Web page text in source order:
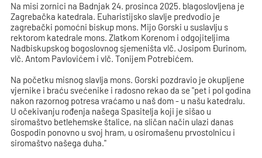
Na misi zornici na Badnjak 24. prosinca 2025. blagoslovljena je
Zagrebačka katedrala. Euharistijsko slavlje predvodio je
zagrebački pomoćni biskup mons. Mijo Gorski u suslavlju s
rektorom katedrale mons. Zlatkom Korenom i odgojiteljima
Nadbiskupskog bogoslovnog sjemeništa vlč. Josipom Đurinom,
vlč. Antom Pavlovićem i vlč. Tonijem Potrebićem.
Na početku misnog slavlja mons. Gorski pozdravio je okupljene
vjernike i braću svećenike i radosno rekao da se "pet i pol godina
nakon razornog potresa vraćamo u naš dom - u našu katedralu.
U očekivanju rođenja našega Spasitelja koji je sišao u
siromaštvo betlehemske štalice, na sličan način ulazi danas
Gospodin ponovno u svoj hram, u osiromašenu prvostolnicu i
siromaštvo našega duha."